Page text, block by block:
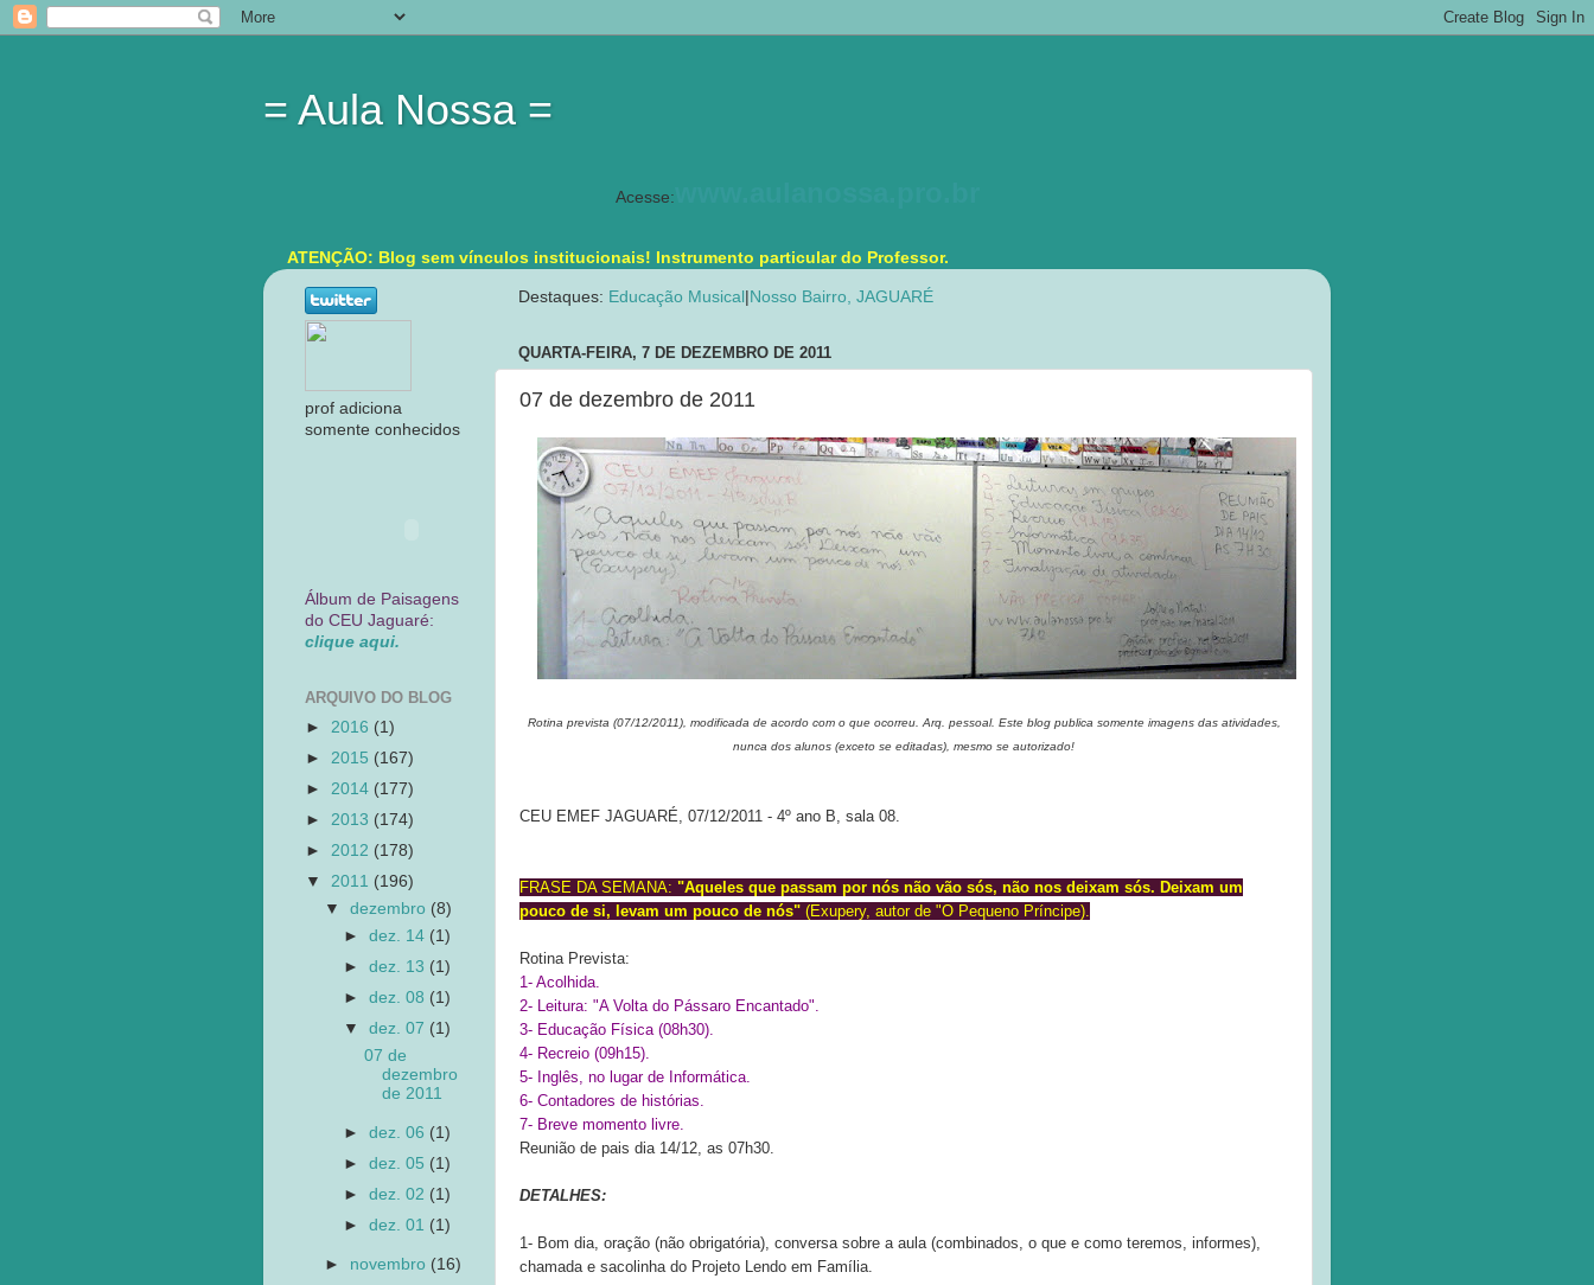
= Aula Nossa =
Acesse:
ATENÇÃO: Blog sem vínculos institucionais! Instrumento particular do Professor.
Destaques: Educação Musical Nosso Bairro, JAGUARÉ
QUARTA-FEIRA, 7 DE DEZEMBRO DE 2011
07 de dezembro de 2011
Rotina prevista (07/12/2011), modificada de acordo com o que ocorreu. Arq. pessoal. Este blog publica somente imagens das atividades,
nunca dos alunos (exceto se editadas), mesmo se autorizado!
CEU EMEF JAGUARÉ, 07/12/2011 - 4º ano B, sala 08.
FRASE DA SEMANA: "Aqueles que passam por nós não vão sós, não nos deixam sós. Deixam um
pouco de si, levam um pouco de nós" (Exupery, autor de "O Pequeno Príncipe).
Rotina Prevista:
1- Acolhida.
2- Leitura: "A Volta do Pássaro Encantado".
3- Educação Física (08h30).
4- Recreio (09h15).
5- Inglês, no lugar de Informática.
6- Contadores de histórias.
7- Breve momento livre.
Reunião de pais dia 14/12, as 07h30.
DETALHES:
1- Bom dia, oração (não obrigatória), conversa sobre a aula (combinados, o que e como teremos, informes),
chamada e sacolinha do Projeto Lendo em Família.
prof adiciona
somente conhecidos
Álbum de Paisagens
do CEU Jaguaré:
clique aqui.
ARQUIVO DO BLOG
► 2016 (1)
► 2015 (167)
► 2014 (177)
► 2013 (174)
► 2012 (178)
▼ 2011 (196)
▼dezembro (8)
►dez. 14 (1)
►dez. 13 (1)
►dez. 08 (1)
▼dez. 07 (1)
07 de
dezembro
de 2011
►dez. 06 (1)
►dez. 05 (1)
►dez. 02 (1)
►dez. 01 (1)
► novembro (16)